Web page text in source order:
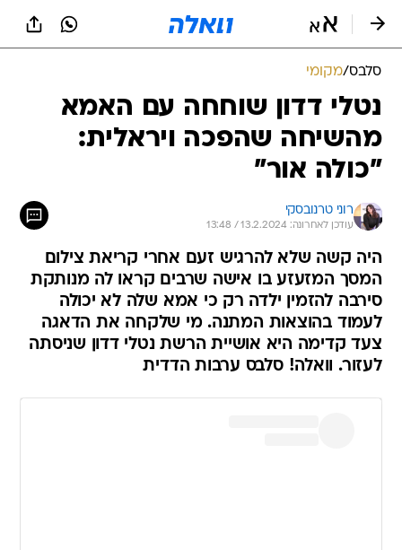
סלבס/מקומי
נטלי דדון שוחחה עם האמא
מהשיחה שהפכה ויראלית:
"כולה אור"
רוני טרנובסקי
עודכן לאחרונה: 13.2.2024 / 13:48
היה קשה שלא להרגיש זעם אחרי קריאת צילום
המסך המזעזע בו אישה שרבים קראו לה מנותקת
סירבה להזמין ילדה רק כי אמא שלה לא יכולה
לעמוד בהוצאות המתנה. מי שלקחה את הדאגה
צעד קדימה היא אושיית הרשת נטלי דדון שניסתה
לעזור. וואלה! סלבס ערבות הדדית